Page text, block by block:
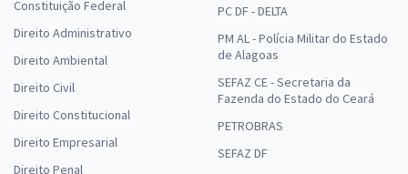
Constituição Federal
Direito Administrativo
Direito Ambiental
Direito Civil
Direito Constitucional
Direito Empresarial
Direito Penal
PC DF - DELTA
PM AL - Polícia Militar do Estado
de Alagoas
SEFAZ CE - Secretaria da
Fazenda do Estado do Ceará
PETROBRAS
SEFAZ DF